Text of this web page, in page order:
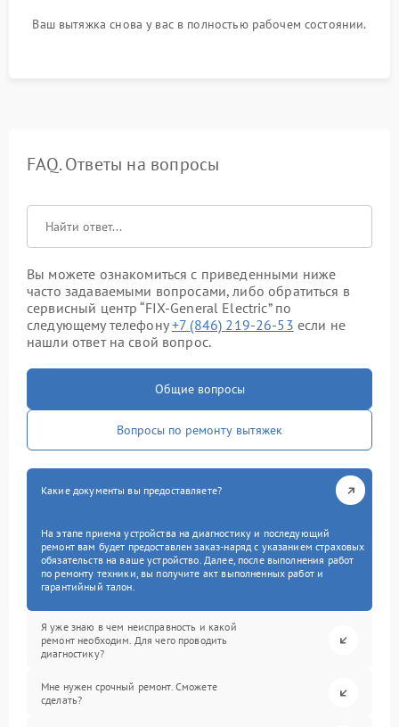
Ваш вытяжка снова у вас в полностью рабочем состоянии.
FAQ. Ответы на вопросы
Вы можете ознакомиться с приведенными ниже
часто задаваемыми вопросами, либо обратиться в
сервисный центр “FIX-General Electric” по
следующему телефону+7 (846) 219-26-53 если не
нашли ответ на свой вопрос.
Общие вопросы
Вопросы по ремонту вытяжек
Какие документы вы предоставляете?
На этапе приема устройства на диагностику и последующий
ремонт вам будет предоставлен заказ-наряд с указанием страховых
обязательств на ваше устройство. Далее, после выполнения работ
по ремонту техники, вы получите акт выполненных работ и
гарантийный талон.
Я уже знаю в чем неисправность и какой
ремонт необходим. Для чего проводить
диагностику?
Мне нужен срочный ремонт. Сможете
сделать?